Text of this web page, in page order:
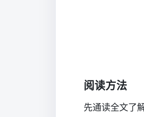
阅读方法
先通读全文了